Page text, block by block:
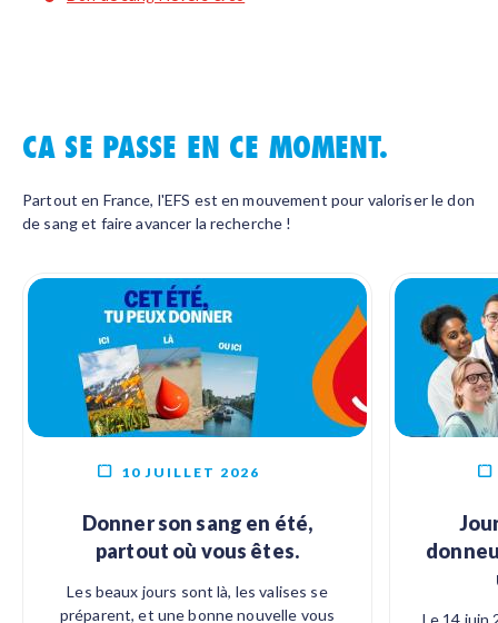
CA SE PASSE EN CE MOMENT.
Partout en France, l'EFS est en mouvement pour valoriser le don
de sang et faire avancer la recherche !
10 JUILLET 2026
Donner son sang en été,
partout où vous êtes.
Les beaux jours sont là, les valises se
préparent, et une bonne nouvelle vous